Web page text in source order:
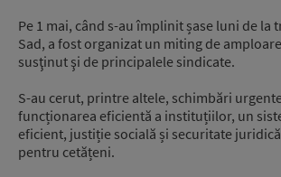
Pe 1 mai, când s-au împlinit șase luni de la
Sad, a fost organizat un miting de
susţinut şi de principalele sindicate.
S-au cerut, printre altele, schimbări
funcționarea eficientă a instituțiilor, un
eficient, justiție socială și securitate
pentru cetățeni.